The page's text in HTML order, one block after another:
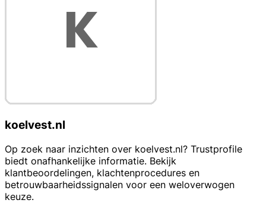
koelvest.nl
Op zoek naar inzichten over koelvest.nl? Trustprofile
biedt onafhankelijke informatie. Bekijk
klantbeoordelingen, klachtenprocedures en
betrouwbaarheidssignalen voor een weloverwogen
keuze.